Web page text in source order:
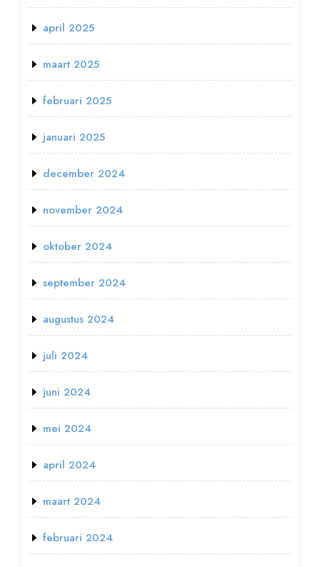
april 2025
maart 2025
februari 2025
januari 2025
december 2024
november 2024
oktober 2024
september 2024
augustus 2024
juli 2024
juni 2024
mei 2024
april 2024
maart 2024
februari 2024